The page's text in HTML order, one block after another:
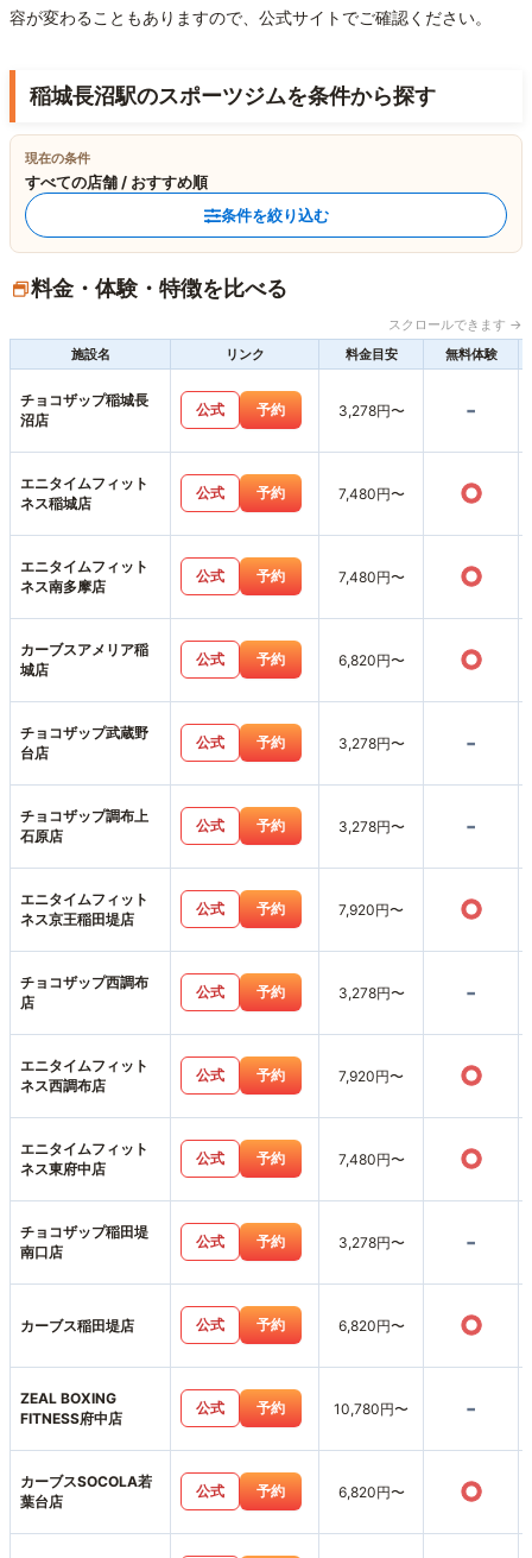
容が変わることもありますので、公式サイトでご確認ください。
稲城長沼駅のスポーツジムを条件から探す
現在の条件
すべての店舗 / おすすめ順
条件を絞り込む
料金・体験・特徴を比べる
スクロールできます →
施設名
リンク 料金目安 無料体験
チョコザップ稲城長
沼店
公式 予約 3,278円〜 -
エニタイムフィット
ネス稲城店
公式 予約 7,480円〜 ○
エニタイムフィット
ネス南多摩店
公式 予約 7,480円〜 ○
カーブスアメリア稲
城店
公式 予約 6,820円〜 ○
チョコザップ武蔵野
台店
公式 予約 3,278円〜 -
チョコザップ調布上
石原店
公式 予約 3,278円〜 -
エニタイムフィット
ネス京王稲田堤店
公式 予約 7,920円〜 ○
チョコザップ西調布
店
公式 予約 3,278円〜 -
エニタイムフィット
ネス西調布店
公式 予約 7,920円〜 ○
エニタイムフィット
ネス東府中店
公式 予約 7,480円〜 ○
チョコザップ稲田堤
南口店
公式 予約 3,278円〜 -
カーブス稲田堤店 公式 予約 6,820円〜 ○
ZEAL BOXING
FITNESS府中店
公式 予約 10,780円〜 -
カーブスSOCOLA若
葉台店
公式 予約 6,820円〜 ○